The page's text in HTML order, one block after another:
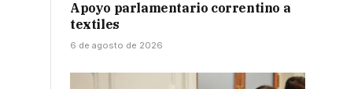
Apoyo parlamentario correntino a
textiles
6 de agosto de 2026